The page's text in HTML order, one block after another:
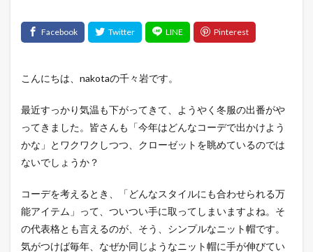
こんにちは、nakotaの千々岩です。
最近すっかり気温も下がってきて、ようやく冬服の出番がや
ってきました。皆さんも「今年はどんなコーデで出かけよう
かな」とワクワクしつつ、クローゼットを眺めているのでは
ないでしょうか？
コーデを考えるとき、「どんなスタイルにも合わせられる万
能アイテム」って、ついつい手に取ってしまいますよね。そ
の代表格とも言えるのが、そう、シンプルなニット帽です。
気がつけば毎年、なぜか同じようなニット帽に手が伸びてい